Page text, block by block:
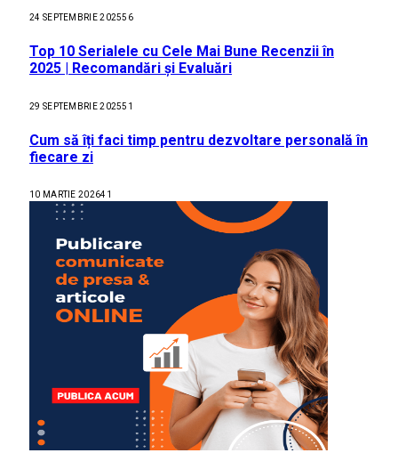
24 SEPTEMBRIE 202556
Top 10 Serialele cu Cele Mai Bune Recenzii în
2025 | Recomandări și Evaluări
29 SEPTEMBRIE 202551
Cum să îți faci timp pentru dezvoltare personală în
fiecare zi
10 MARTIE 202641